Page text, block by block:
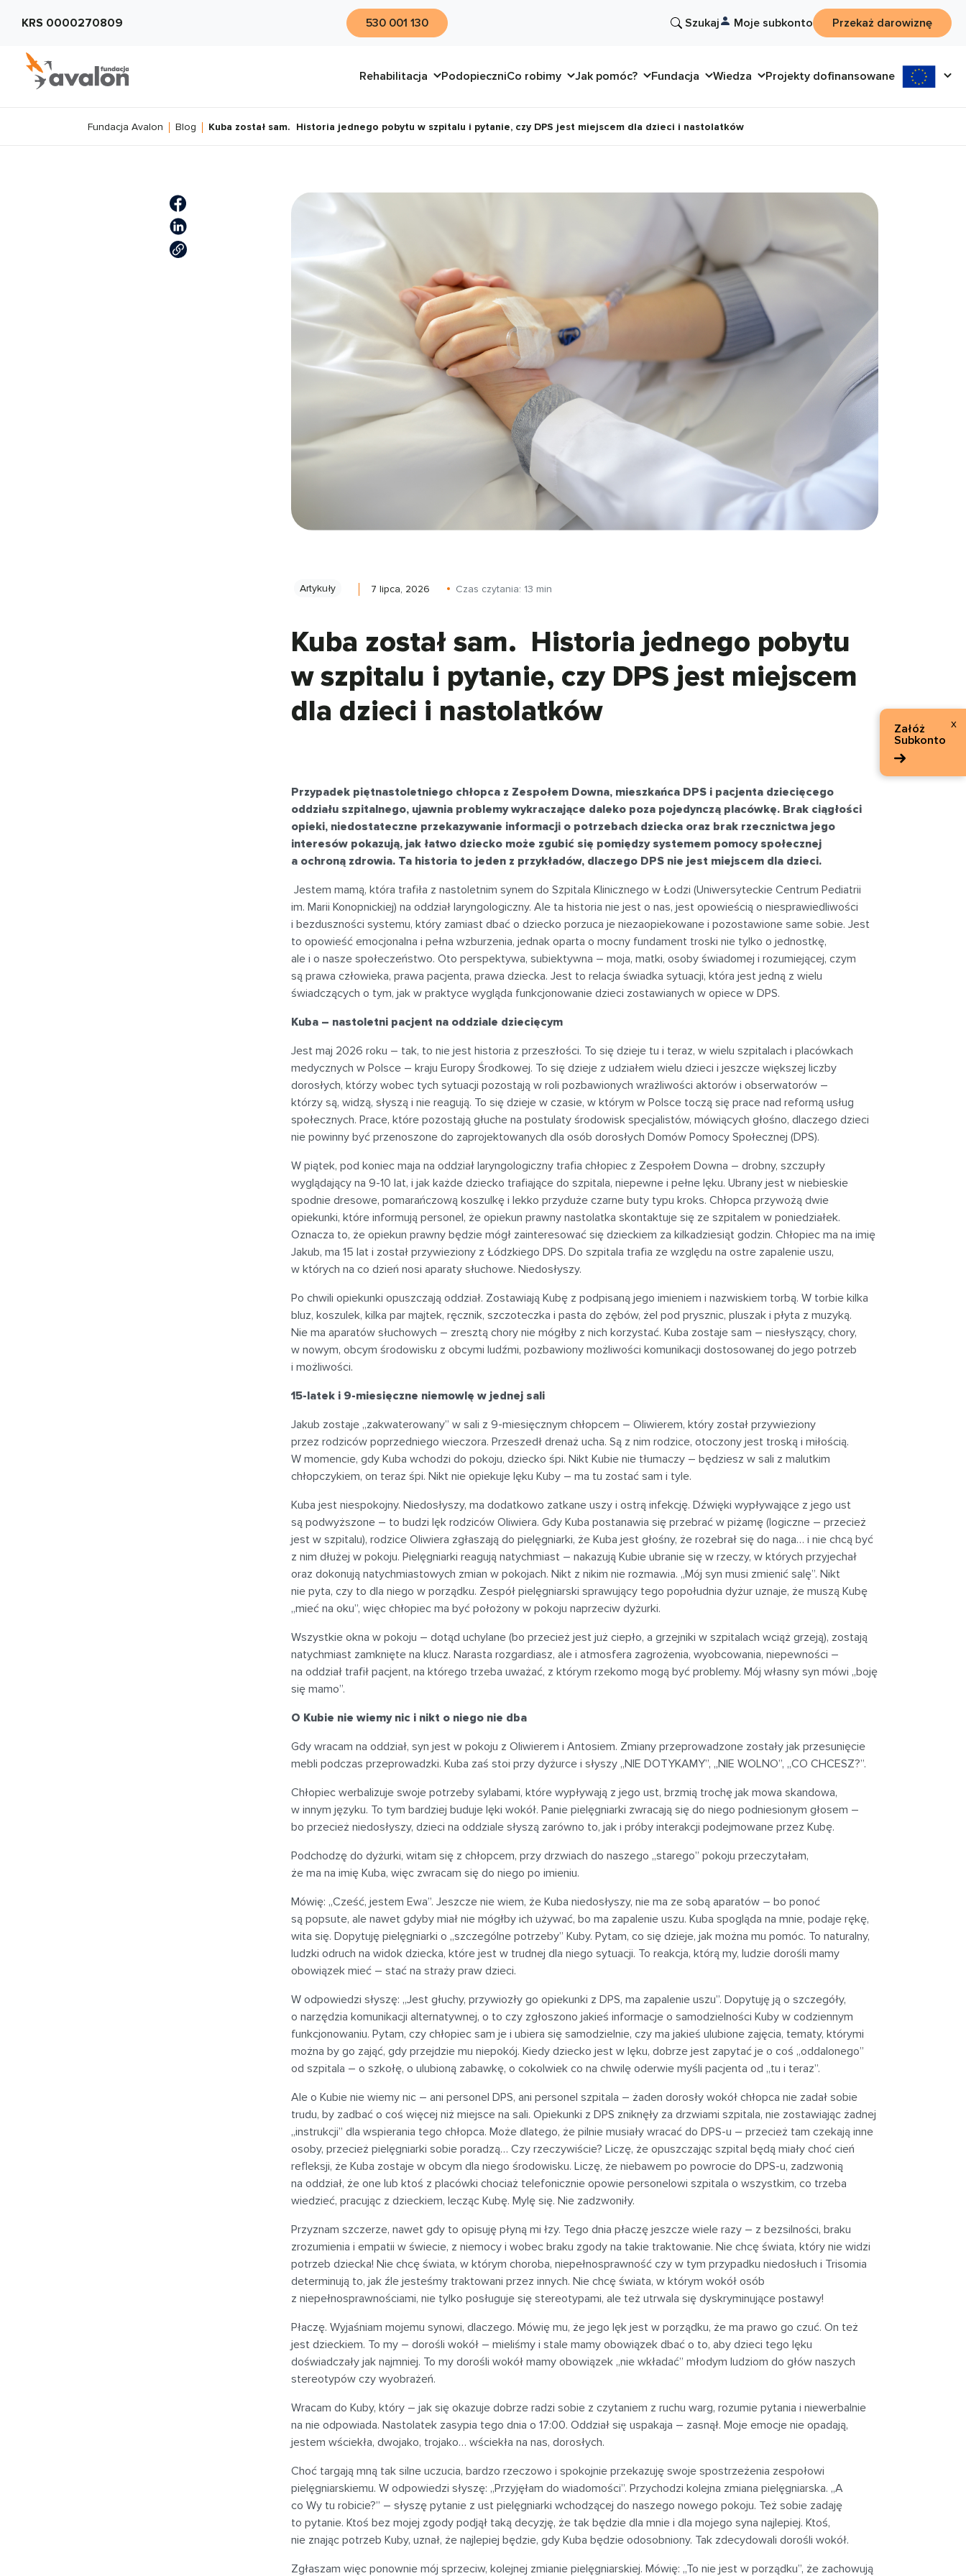
Załóż
Subkonto
x
KRS 0000270809 530 001 130 Szukaj Moje subkonto Przekaż darowiznę
Rehabilitacja PodopieczniCo robimy Jak pomóc? Fundacja Wiedza Projekty dofinansowane
Fundacja Avalon Blog Kuba został sam. Historia jednego pobytu w szpitalu i pytanie, czy DPS jest miejscem dla dzieci i nastolatków
Artykuły 7 lipca, 2026 Czas czytania: 13 min
Kuba został sam. Historia jednego pobytu
w szpitalu i pytanie, czy DPS jest miejscem
dla dzieci i nastolatków
Przypadek piętnastoletniego chłopca z Zespołem Downa, mieszkańca DPS i pacjenta dziecięcego
oddziału szpitalnego, ujawnia problemy wykraczające daleko poza pojedynczą placówkę. Brak ciągłości
opieki, niedostateczne przekazywanie informacji o potrzebach dziecka oraz brak rzecznictwa jego
interesów pokazują, jak łatwo dziecko może zgubić się pomiędzy systemem pomocy społecznej
a ochroną zdrowia. Ta historia to jeden z przykładów, dlaczego DPS nie jest miejscem dla dzieci.
Jestem mamą, która trafiła z nastoletnim synem do Szpitala Klinicznego w Łodzi (Uniwersyteckie Centrum Pediatrii
im. Marii Konopnickiej) na oddział laryngologiczny. Ale ta historia nie jest o nas, jest opowieścią o niesprawiedliwości
i bezduszności systemu, który zamiast dbać o dziecko porzuca je niezaopiekowane i pozostawione same sobie. Jest
to opowieść emocjonalna i pełna wzburzenia, jednak oparta o mocny fundament troski nie tylko o jednostkę,
ale i o nasze społeczeństwo. Oto perspektywa, subiektywna – moja, matki, osoby świadomej i rozumiejącej, czym
są prawa człowieka, prawa pacjenta, prawa dziecka. Jest to relacja świadka sytuacji, która jest jedną z wielu
świadczących o tym, jak w praktyce wygląda funkcjonowanie dzieci zostawianych w opiece w DPS.
Kuba – nastoletni pacjent na oddziale dziecięcym
Jest maj 2026 roku – tak, to nie jest historia z przeszłości. To się dzieje tu i teraz, w wielu szpitalach i placówkach
medycznych w Polsce – kraju Europy Środkowej. To się dzieje z udziałem wielu dzieci i jeszcze większej liczby
dorosłych, którzy wobec tych sytuacji pozostają w roli pozbawionych wrażliwości aktorów i obserwatorów –
którzy są, widzą, słyszą i nie reagują. To się dzieje w czasie, w którym w Polsce toczą się prace nad reformą usług
społecznych. Prace, które pozostają głuche na postulaty środowisk specjalistów, mówiących głośno, dlaczego dzieci
nie powinny być przenoszone do zaprojektowanych dla osób dorosłych Domów Pomocy Społecznej (DPS).
W piątek, pod koniec maja na oddział laryngologiczny trafia chłopiec z Zespołem Downa – drobny, szczupły
wyglądający na 9-10 lat, i jak każde dziecko trafiające do szpitala, niepewne i pełne lęku. Ubrany jest w niebieskie
spodnie dresowe, pomarańczową koszulkę i lekko przyduże czarne buty typu kroks. Chłopca przywożą dwie
opiekunki, które informują personel, że opiekun prawny nastolatka skontaktuje się ze szpitalem w poniedziałek.
Oznacza to, że opiekun prawny będzie mógł zainteresować się dzieckiem za kilkadziesiąt godzin. Chłopiec ma na imię
Jakub, ma 15 lat i został przywieziony z Łódzkiego DPS. Do szpitala trafia ze względu na ostre zapalenie uszu,
w których na co dzień nosi aparaty słuchowe. Niedosłyszy.
Po chwili opiekunki opuszczają oddział. Zostawiają Kubę z podpisaną jego imieniem i nazwiskiem torbą. W torbie kilka
bluz, koszulek, kilka par majtek, ręcznik, szczoteczka i pasta do zębów, żel pod prysznic, pluszak i płyta z muzyką.
Nie ma aparatów słuchowych – zresztą chory nie mógłby z nich korzystać. Kuba zostaje sam – niesłyszący, chory,
w nowym, obcym środowisku z obcymi ludźmi, pozbawiony możliwości komunikacji dostosowanej do jego potrzeb
i możliwości.
15-latek i 9-miesięczne niemowlę w jednej sali
Jakub zostaje „zakwaterowany” w sali z 9-miesięcznym chłopcem – Oliwierem, który został przywieziony
przez rodziców poprzedniego wieczora. Przeszedł drenaż ucha. Są z nim rodzice, otoczony jest troską i miłością.
W momencie, gdy Kuba wchodzi do pokoju, dziecko śpi. Nikt Kubie nie tłumaczy – będziesz w sali z malutkim
chłopczykiem, on teraz śpi. Nikt nie opiekuje lęku Kuby – ma tu zostać sam i tyle.
Kuba jest niespokojny. Niedosłyszy, ma dodatkowo zatkane uszy i ostrą infekcję. Dźwięki wypływające z jego ust
są podwyższone – to budzi lęk rodziców Oliwiera. Gdy Kuba postanawia się przebrać w piżamę (logiczne – przecież
jest w szpitalu), rodzice Oliwiera zgłaszają do pielęgniarki, że Kuba jest głośny, że rozebrał się do naga… i nie chcą być
z nim dłużej w pokoju. Pielęgniarki reagują natychmiast – nakazują Kubie ubranie się w rzeczy, w których przyjechał
oraz dokonują natychmiastowych zmian w pokojach. Nikt z nikim nie rozmawia. „Mój syn musi zmienić salę”. Nikt
nie pyta, czy to dla niego w porządku. Zespół pielęgniarski sprawujący tego popołudnia dyżur uznaje, że muszą Kubę
„mieć na oku”, więc chłopiec ma być położony w pokoju naprzeciw dyżurki.
Wszystkie okna w pokoju – dotąd uchylane (bo przecież jest już ciepło, a grzejniki w szpitalach wciąż grzeją), zostają
natychmiast zamknięte na klucz. Narasta rozgardiasz, ale i atmosfera zagrożenia, wyobcowania, niepewności –
na oddział trafił pacjent, na którego trzeba uważać, z którym rzekomo mogą być problemy. Mój własny syn mówi „boję
się mamo”.
O Kubie nie wiemy nic i nikt o niego nie dba
Gdy wracam na oddział, syn jest w pokoju z Oliwierem i Antosiem. Zmiany przeprowadzone zostały jak przesunięcie
mebli podczas przeprowadzki. Kuba zaś stoi przy dyżurce i słyszy „NIE DOTYKAMY”, „NIE WOLNO”, „CO CHCESZ?”.
Chłopiec werbalizuje swoje potrzeby sylabami, które wypływają z jego ust, brzmią trochę jak mowa skandowa,
w innym języku. To tym bardziej buduje lęki wokół. Panie pielęgniarki zwracają się do niego podniesionym głosem –
bo przecież niedosłyszy, dzieci na oddziale słyszą zarówno to, jak i próby interakcji podejmowane przez Kubę.
Podchodzę do dyżurki, witam się z chłopcem, przy drzwiach do naszego „starego” pokoju przeczytałam,
że ma na imię Kuba, więc zwracam się do niego po imieniu.
Mówię: „Cześć, jestem Ewa”. Jeszcze nie wiem, że Kuba niedosłyszy, nie ma ze sobą aparatów – bo ponoć
są popsute, ale nawet gdyby miał nie mógłby ich używać, bo ma zapalenie uszu. Kuba spogląda na mnie, podaje rękę,
wita się. Dopytuję pielęgniarki o „szczególne potrzeby” Kuby. Pytam, co się dzieje, jak można mu pomóc. To naturalny,
ludzki odruch na widok dziecka, które jest w trudnej dla niego sytuacji. To reakcja, którą my, ludzie dorośli mamy
obowiązek mieć – stać na straży praw dzieci.
W odpowiedzi słyszę: „Jest głuchy, przywiozły go opiekunki z DPS, ma zapalenie uszu”. Dopytuję ją o szczegóły,
o narzędzia komunikacji alternatywnej, o to czy zgłoszono jakieś informacje o samodzielności Kuby w codziennym
funkcjonowaniu. Pytam, czy chłopiec sam je i ubiera się samodzielnie, czy ma jakieś ulubione zajęcia, tematy, którymi
można by go zająć, gdy przejdzie mu niepokój. Kiedy dziecko jest w lęku, dobrze jest zapytać je o coś „oddalonego”
od szpitala – o szkołę, o ulubioną zabawkę, o cokolwiek co na chwilę oderwie myśli pacjenta od „tu i teraz”.
Ale o Kubie nie wiemy nic – ani personel DPS, ani personel szpitala – żaden dorosły wokół chłopca nie zadał sobie
trudu, by zadbać o coś więcej niż miejsce na sali. Opiekunki z DPS zniknęły za drzwiami szpitala, nie zostawiając żadnej
„instrukcji” dla wspierania tego chłopca. Może dlatego, że pilnie musiały wracać do DPS-u – przecież tam czekają inne
osoby, przecież pielęgniarki sobie poradzą… Czy rzeczywiście? Liczę, że opuszczając szpital będą miały choć cień
refleksji, że Kuba zostaje w obcym dla niego środowisku. Liczę, że niebawem po powrocie do DPS-u, zadzwonią
na oddział, że one lub ktoś z placówki chociaż telefonicznie opowie personelowi szpitala o wszystkim, co trzeba
wiedzieć, pracując z dzieckiem, lecząc Kubę. Mylę się. Nie zadzwoniły.
Przyznam szczerze, nawet gdy to opisuję płyną mi łzy. Tego dnia płaczę jeszcze wiele razy – z bezsilności, braku
zrozumienia i empatii w świecie, z niemocy i wobec braku zgody na takie traktowanie. Nie chcę świata, który nie widzi
potrzeb dziecka! Nie chcę świata, w którym choroba, niepełnosprawność czy w tym przypadku niedosłuch i Trisomia
determinują to, jak źle jesteśmy traktowani przez innych. Nie chcę świata, w którym wokół osób
z niepełnosprawnościami, nie tylko posługuje się stereotypami, ale też utrwala się dyskryminujące postawy!
Płaczę. Wyjaśniam mojemu synowi, dlaczego. Mówię mu, że jego lęk jest w porządku, że ma prawo go czuć. On też
jest dzieckiem. To my – dorośli wokół – mieliśmy i stale mamy obowiązek dbać o to, aby dzieci tego lęku
doświadczały jak najmniej. To my dorośli wokół mamy obowiązek „nie wkładać” młodym ludziom do głów naszych
stereotypów czy wyobrażeń.
Wracam do Kuby, który – jak się okazuje dobrze radzi sobie z czytaniem z ruchu warg, rozumie pytania i niewerbalnie
na nie odpowiada. Nastolatek zasypia tego dnia o 17:00. Oddział się uspakaja – zasnął. Moje emocje nie opadają,
jestem wściekła, dwojako, trojako… wściekła na nas, dorosłych.
Choć targają mną tak silne uczucia, bardzo rzeczowo i spokojnie przekazuję swoje spostrzeżenia zespołowi
pielęgniarskiemu. W odpowiedzi słyszę: „Przyjęłam do wiadomości”. Przychodzi kolejna zmiana pielęgniarska. „A
co Wy tu robicie?” – słyszę pytanie z ust pielęgniarki wchodzącej do naszego nowego pokoju. Też sobie zadaję
to pytanie. Ktoś bez mojej zgody podjął taką decyzję, że tak będzie dla mnie i dla mojego syna najlepiej. Ktoś,
nie znając potrzeb Kuby, uznał, że najlepiej będzie, gdy Kuba będzie odosobniony. Tak zdecydowali dorośli wokół.
Zgłaszam więc ponownie mój sprzeciw, kolejnej zmianie pielęgniarskiej. Mówię: „To nie jest w porządku”, że zachowują